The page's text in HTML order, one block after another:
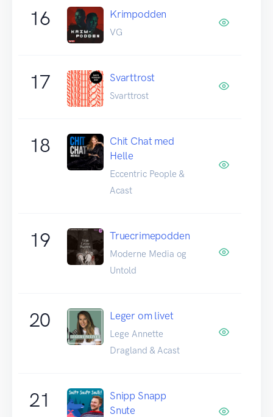
16 Krimpodden
VG
17 Svarttrost
Svarttrost
18
Chit Chat med
Helle
Eccentric People &
Acast
19 Truecrimepodden
Moderne Media og
Untold
20 Leger om livet
Lege Annette
Dragland & Acast
21
Snipp Snapp
Snute